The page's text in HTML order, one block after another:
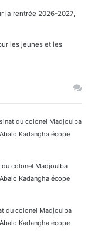
la rentrée 2026-2027,
les jeunes et les
du colonel Madjoulba
Kadangha écope
colonel Madjoulba
Kadangha écope
du colonel Madjoulba
Kadangha écope